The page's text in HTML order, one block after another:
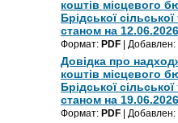
коштів місцевого
Брідської
станом на 12.06.2026
Формат: PDF | Добавлен:
Довідка про
коштів місцевого
Брідської
станом на 19.06.2026
Формат: PDF | Добавлен: